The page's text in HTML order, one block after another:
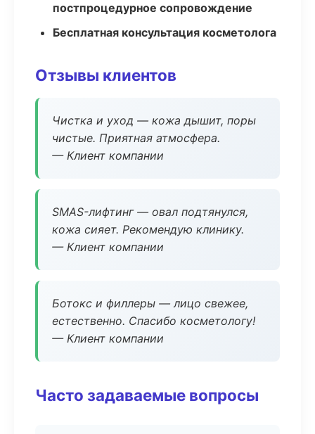
постпроцедурное сопровождение
Бесплатная консультация косметолога
Отзывы клиентов
Чистка и уход — кожа дышит, поры
чистые. Приятная атмосфера.
— Клиент компании
SMAS-лифтинг — овал подтянулся,
кожа сияет. Рекомендую клинику.
— Клиент компании
Ботокс и филлеры — лицо свежее,
естественно. Спасибо косметологу!
— Клиент компании
Часто задаваемые вопросы